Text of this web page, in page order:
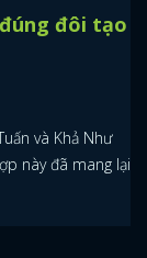
đôi tạo
và Khả Như
này đã mang lại